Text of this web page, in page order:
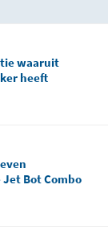
waaruit
heeft
Bot Combo